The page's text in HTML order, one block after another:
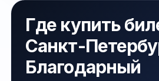
Где купить
Санкт-
Благодарный